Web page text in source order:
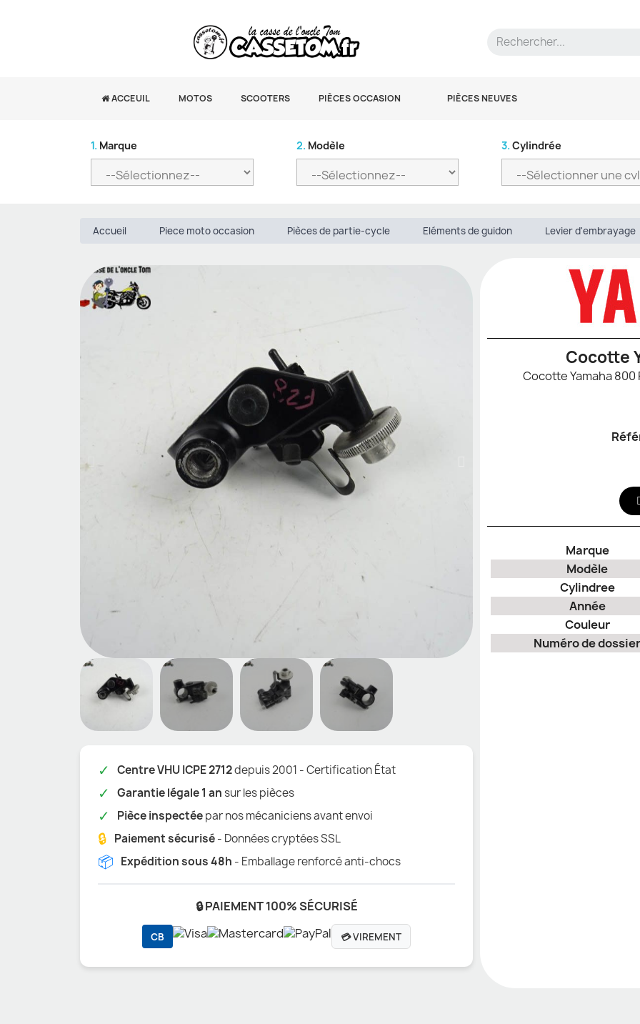
ACCEUIL MOTOS SCOOTERS PIÈCES OCCASION PIÈCES NEUVES
1. Marque 2. Modèle 3. Cylindrée
Accueil Piece moto occasion Pièces de partie-cycle Eléments de guidon Levier d'embrayage
✓ Centre VHU ICPE 2712depuis 2001 - Certification État
✓ Garantie légale 1 ansur les pièces
✓ Pièce inspectéepar nos mécaniciens avant envoi
🔒 Paiement sécurisé- Données cryptées SSL
📦 Expédition sous 48h - Emballage renforcé anti-chocs
🔒 PAIEMENT 100% SÉCURISÉ
CB 💳 VIREMENT
Cocotte
Marque
Modèle
Cylindree
Année
Couleur
Numéro de dossier